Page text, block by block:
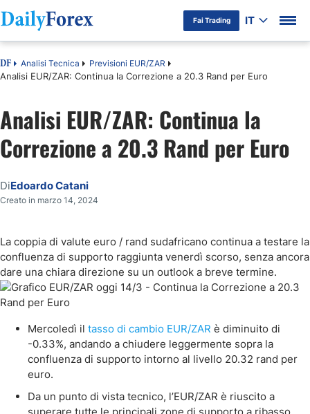
Fai Trading IT
DF Analisi Tecnica Previsioni EUR/ZAR
Analisi EUR/ZAR: Continua la Correzione a 20.3 Rand per Euro
Analisi EUR/ZAR: Continua la
Correzione a 20.3 Rand per Euro
DiEdoardo Catani
Creato in marzo 14, 2024
La coppia di valute euro / rand sudafricano continua a testare la
confluenza di supporto raggiunta venerdì scorso, senza ancora
dare una chiara direzione su un outlook a breve termine.
Mercoledì il tasso di cambio EUR/ZAR è diminuito di
-0.33%, andando a chiudere leggermente sopra la
confluenza di supporto intorno al livello 20.32 rand per
euro.
Da un punto di vista tecnico, l’EUR/ZAR è riuscito a